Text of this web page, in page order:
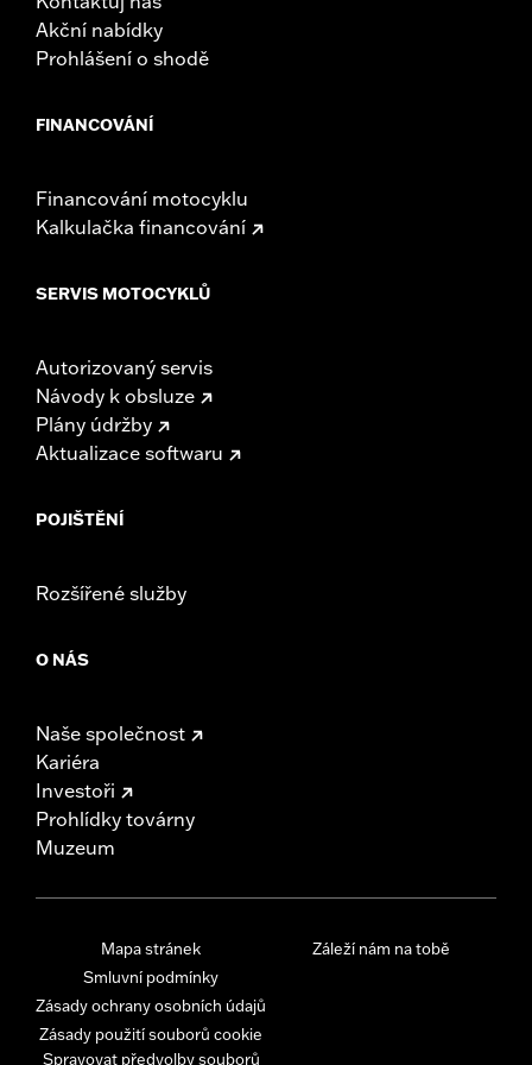
Akční nabídky
Prohlášení o shodě
FINANCOVÁNÍ
Financování motocyklu
Kalkulačka financování
SERVIS MOTOCYKLŮ
Autorizovaný servis
Návody k obsluze
Plány údržby
Aktualizace softwaru
POJIŠTĚNÍ
Rozšířené služby
O NÁS
Naše společnost
Kariéra
Investoři
Prohlídky továrny
Muzeum
Mapa stránek
Smluvní podmínky
Zásady ochrany osobních údajů
Zásady použití souborů cookie
Spravovat předvolby souborů
Záleží nám na tobě